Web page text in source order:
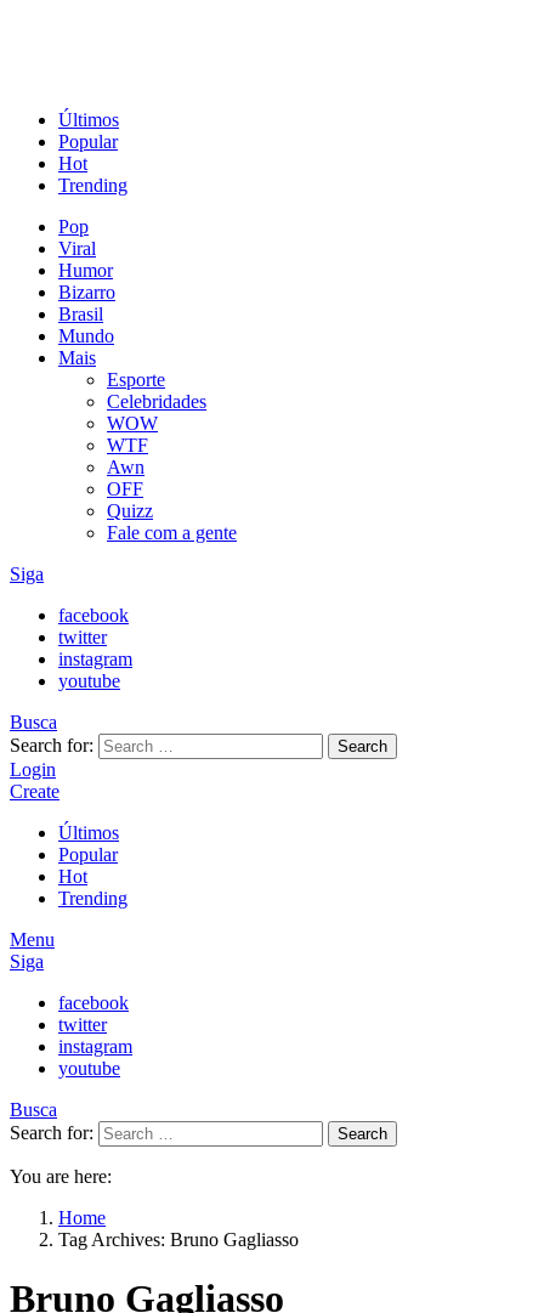
Últimos
Popular
Hot
Trending
Pop
Viral
Humor
Bizarro
Brasil
Mundo
Mais
Esporte
Celebridades
WOW
WTF
Awn
OFF
Quizz
Fale com a gente
Siga
facebook
twitter
instagram
youtube
Busca
Search for:
Search
Login
Create
Últimos
Popular
Hot
Trending
Menu
Siga
facebook
twitter
instagram
youtube
Busca
Search for:
Search
You are here:
Home
Tag Archives: Bruno Gagliasso
Bruno Gagliasso